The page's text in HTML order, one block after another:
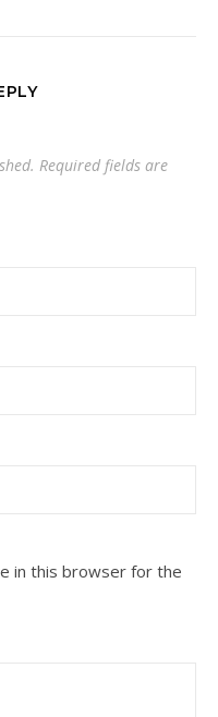
Required fields are
in this browser for the